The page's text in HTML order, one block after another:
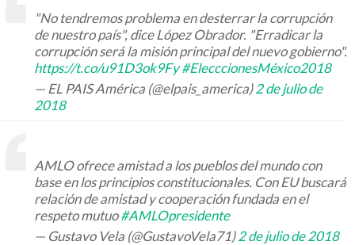
"No tendremos problema en desterrar la corrupción
de nuestro país", dice López Obrador. "Erradicar la
corrupción será la misión principal del nuevo gobierno".
https://t.co/u91D3ok9Fy #ElecccionesMéxico2018
— EL PAIS América (@elpais_america)2 de julio de
2018
AMLO ofrece amistad a los pueblos del mundo con
base en los principios constitucionales. Con EU buscará
relación de amistad y cooperación fundada en el
respeto mutuo#AMLOpresidente
— Gustavo Vela (@GustavoVela71)2 de julio de 2018